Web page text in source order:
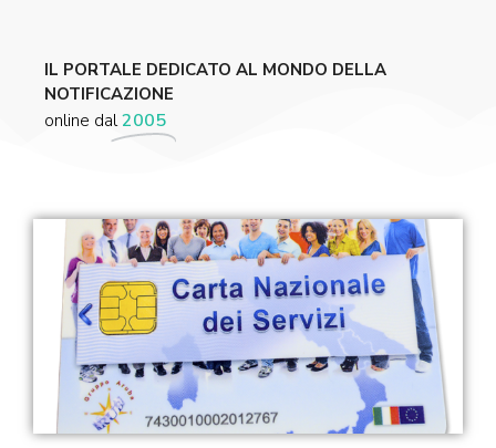
IL PORTALE DEDICATO AL MONDO DELLA
NOTIFICAZIONE
online dal2005